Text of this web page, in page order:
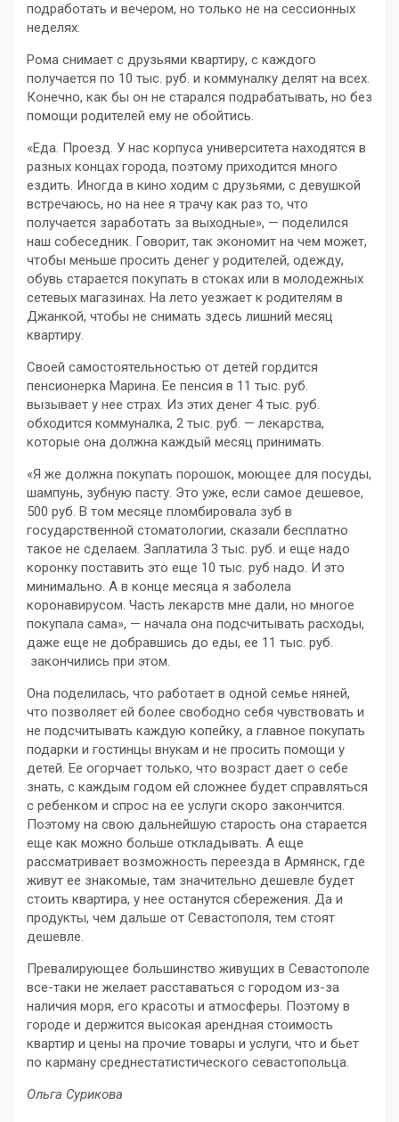
подработать и вечером, но только не на сессионных
неделях.
Рома снимает с друзьями квартиру, с каждого
получается по 10 тыс. руб. и коммуналку делят на всех.
Конечно, как бы он не старался подрабатывать, но без
помощи родителей ему не обойтись.
«Еда. Проезд. У нас корпуса университета находятся в
разных концах города, поэтому приходится много
ездить. Иногда в кино ходим с друзьями, с девушкой
встречаюсь, но на нее я трачу как раз то, что
получается заработать за выходные», — поделился
наш собеседник. Говорит, так экономит на чем может,
чтобы меньше просить денег у родителей, одежду,
обувь старается покупать в стоках или в молодежных
сетевых магазинах. На лето уезжает к родителям в
Джанкой, чтобы не снимать здесь лишний месяц
квартиру.
Своей самостоятельностью от детей гордится
пенсионерка Марина. Ее пенсия в 11 тыс. руб.
вызывает у нее страх. Из этих денег 4 тыс. руб.
обходится коммуналка, 2 тыс. руб. — лекарства,
которые она должна каждый месяц принимать.
«Я же должна покупать порошок, моющее для посуды,
шампунь, зубную пасту. Это уже, если самое дешевое,
500 руб. В том месяце пломбировала зуб в
государственной стоматологии, сказали бесплатно
такое не сделаем. Заплатила 3 тыс. руб. и еще надо
коронку поставить это еще 10 тыс. руб надо. И это
минимально. А в конце месяца я заболела
коронавирусом. Часть лекарств мне дали, но многое
покупала сама», — начала она подсчитывать расходы,
даже еще не добравшись до еды, ее 11 тыс. руб.
закончились при этом.
Она поделилась, что работает в одной семье няней,
что позволяет ей более свободно себя чувствовать и
не подсчитывать каждую копейку, а главное покупать
подарки и гостинцы внукам и не просить помощи у
детей. Ее огорчает только, что возраст дает о себе
знать, с каждым годом ей сложнее будет справляться
с ребенком и спрос на ее услуги скоро закончится.
Поэтому на свою дальнейшую старость она старается
еще как можно больше откладывать. А еще
рассматривает возможность переезда в Армянск, где
живут ее знакомые, там значительно дешевле будет
стоить квартира, у нее останутся сбережения. Да и
продукты, чем дальше от Севастополя, тем стоят
дешевле.
Превалирующее большинство живущих в Севастополе
все-таки не желает расставаться с городом из-за
наличия моря, его красоты и атмосферы. Поэтому в
городе и держится высокая арендная стоимость
квартир и цены на прочие товары и услуги, что и бьет
по карману среднестатистического севастопольца.
Ольга Сурикова